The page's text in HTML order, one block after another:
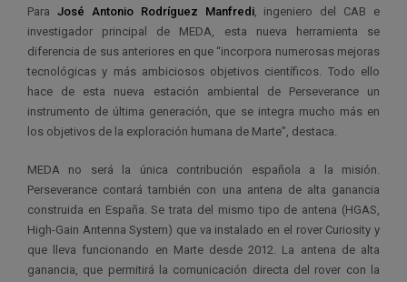
Para José Antonio Rodríguez Manfredi, ingeniero del CAB e
investigador principal de MEDA, esta nueva herramienta se
diferencia de sus anteriores en que “incorpora numerosas mejoras
tecnológicas y más ambiciosos objetivos científicos. Todo ello
hace de esta nueva estación ambiental de Perseverance un
instrumento de última generación, que se integra mucho más en
los objetivos de la exploración humana de Marte”, destaca.
MEDA no será la única contribución española a la misión.
Perseverance contará también con una antena de alta ganancia
construida en España. Se trata del mismo tipo de antena (HGAS,
High-Gain Antenna System) que va instalado en el rover Curiosity y
que lleva funcionando en Marte desde 2012. La antena de alta
ganancia, que permitirá la comunicación directa del rover con la